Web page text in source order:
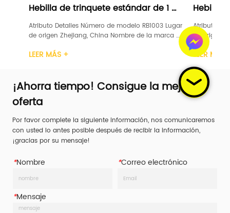
trinquete estándar de 1
Número de modelo RB1003 Lugar
China Nombre de la marca
1 pulgada Material Acero carbono
Hebilla de trinquete
"negra
Atributo Detalles Número de
de origen Zhejiang, China
LEVANTAMIENTO DE
TUV Ancho 1 pulgada
Mango de trinquete Plástico
Aluminio Límite de car...
¡Ahorra tiempo! Consigue la mejor
oferta
Por favor complete la siguiente información, nos comunicaremos
con usted lo antes posible después de recibir la información,
¡gracias por su mensaje!
*Nombre *Correo electrónico
*Mensaje